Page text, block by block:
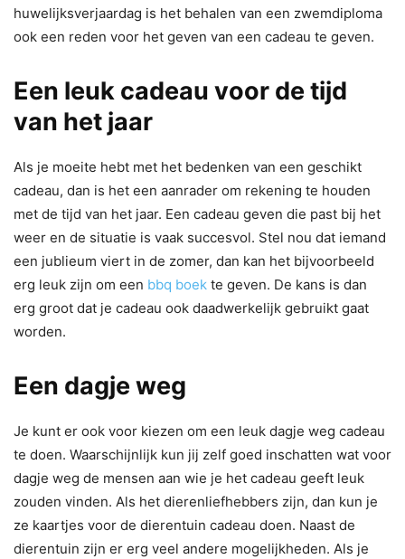
huwelijksverjaardag is het behalen van een zwemdiploma
ook een reden voor het geven van een cadeau te geven.
Een leuk cadeau voor de tijd
van het jaar
Als je moeite hebt met het bedenken van een geschikt
cadeau, dan is het een aanrader om rekening te houden
met de tijd van het jaar. Een cadeau geven die past bij het
weer en de situatie is vaak succesvol. Stel nou dat iemand
een jublieum viert in de zomer, dan kan het bijvoorbeeld
erg leuk zijn om een bbq boek te geven. De kans is dan
erg groot dat je cadeau ook daadwerkelijk gebruikt gaat
worden.
Een dagje weg
Je kunt er ook voor kiezen om een leuk dagje weg cadeau
te doen. Waarschijnlijk kun jij zelf goed inschatten wat voor
dagje weg de mensen aan wie je het cadeau geeft leuk
zouden vinden. Als het dierenliefhebbers zijn, dan kun je
ze kaartjes voor de dierentuin cadeau doen. Naast de
dierentuin zijn er erg veel andere mogelijkheden. Als je